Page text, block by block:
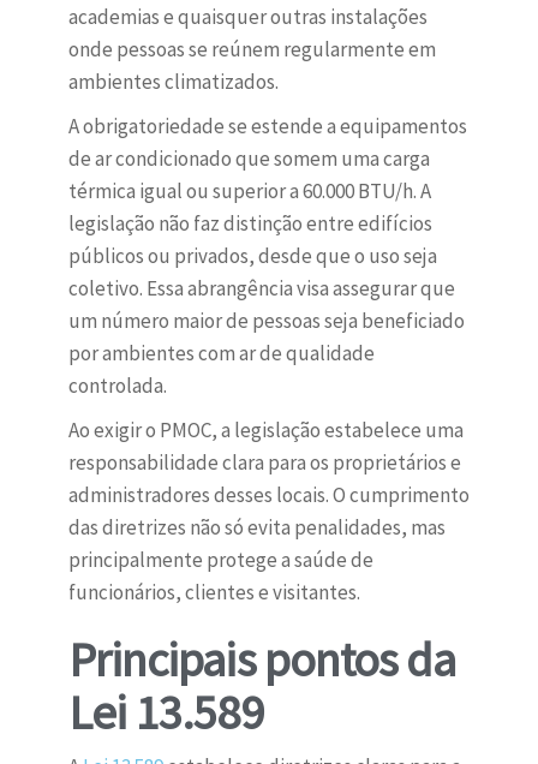
academias e quaisquer outras instalações
onde pessoas se reúnem regularmente em
ambientes climatizados.
A obrigatoriedade se estende a equipamentos
de ar condicionado que somem uma carga
térmica igual ou superior a 60.000 BTU/h. A
legislação não faz distinção entre edifícios
públicos ou privados, desde que o uso seja
coletivo. Essa abrangência visa assegurar que
um número maior de pessoas seja beneficiado
por ambientes com ar de qualidade
controlada.
Ao exigir o PMOC, a legislação estabelece uma
responsabilidade clara para os proprietários e
administradores desses locais. O cumprimento
das diretrizes não só evita penalidades, mas
principalmente protege a saúde de
funcionários, clientes e visitantes.
Principais pontos da
Lei 13.589